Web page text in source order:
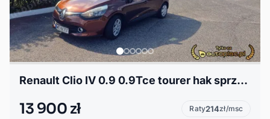
Renault Clio IV 0.9 0.9Tce tourer hak sprzedam
13 900 zł Raty214zł/msc